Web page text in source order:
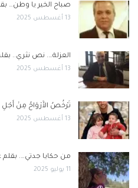
صباح الخير يا وطن…
13 أغسطس 2025
العزلة…. نص نثري..
13 أغسطس 2025
تَرْخُصُ الأَرْوَاحُ مِنْ
13 أغسطس 2025
من حكايا جدتي….
11 يوليو 2025